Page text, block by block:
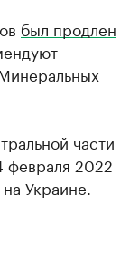
был продлен
части
февраля 2022
Украине.